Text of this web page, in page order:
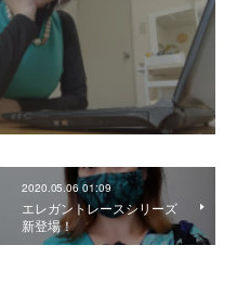
2020.05.06 01:09
エレガントレースシリーズ
新登場！